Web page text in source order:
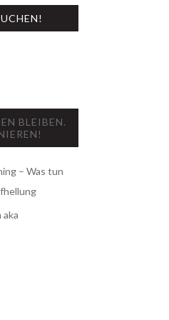
BLEIBEN.
– Was tun
aka